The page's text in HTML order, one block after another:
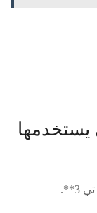
يستخدمها